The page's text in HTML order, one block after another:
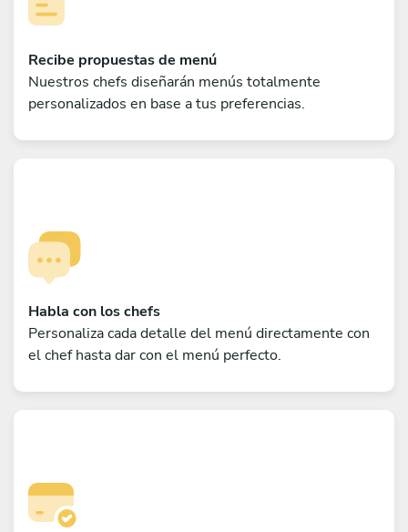
Recibe propuestas de menú
Nuestros chefs diseñarán menús totalmente
personalizados en base a tus preferencias.
Habla con los chefs
Personaliza cada detalle del menú directamente con
el chef hasta dar con el menú perfecto.